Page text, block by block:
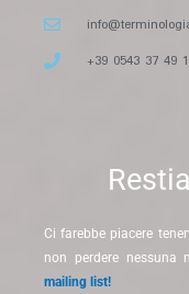
+39 0543 37 49
Ci farebbe piacere
non perdere nessuna
mailing list!